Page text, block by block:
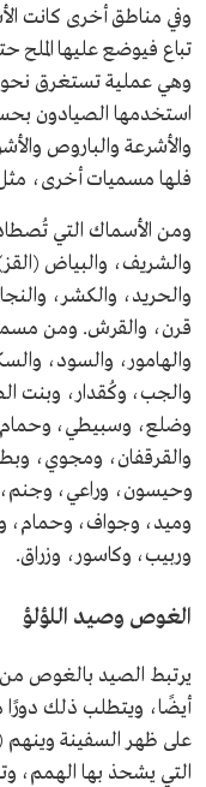
وفي مناطق أخرى كانت
تباع فيوضع عليها الملح
وهي عملية تستغرق نحو
استخدمها الصيادون
والأشرعة والباروص
فلها مسميات أخرى،
ومن الأسماك التي
والشريف، والبياض
والحريد، والكشر،
قرن، والقرش. ومن
والهامور، والسود،
والجب، وكُقدار، وبنت
وضلع، وسبيطي،
والقرقفان، ومجوي،
وحيسون، وراعي،
وميد، وجواف، وحمام،
وربيب، وكاسور، وزراق.
الغوص وصيد اللؤلؤ
يرتبط الصيد بالغوص
أيضًا، ويتطلب ذلك دورًا
على ظهر السفينة وينهم
التي يشحذ بها الهمم،